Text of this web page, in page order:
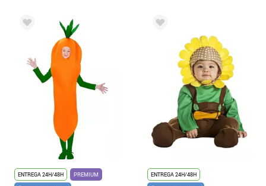
ENTREGA 24H/48H
PREMIUM
ENTREGA 24H/48H